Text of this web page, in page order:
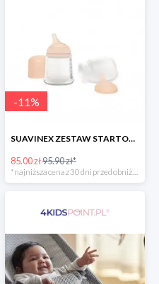
-11%
SUAVINEX ZESTAW STARTOWY BUTELKA ZERO ZERO 180 ML
85.00 zł95.90 zł*